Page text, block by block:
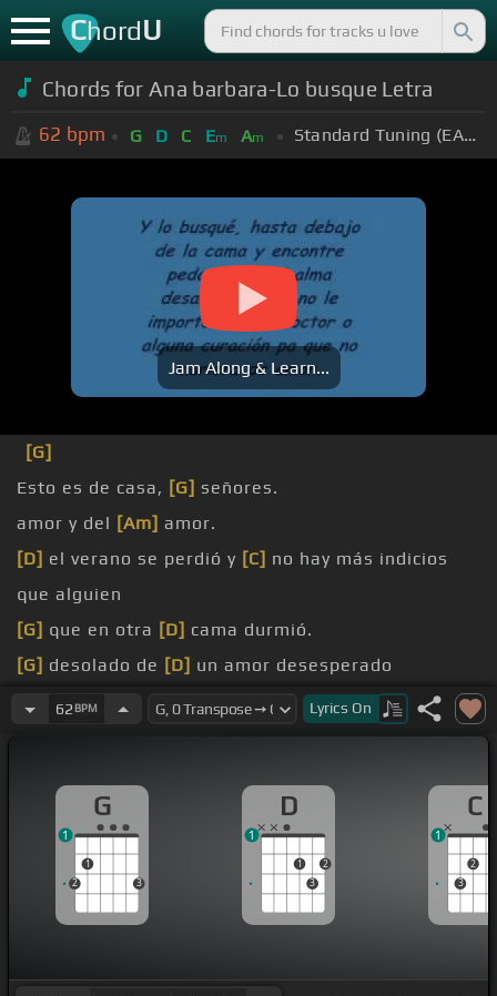
ChordU
Chords for Ana barbara-Lo busque Letra
62 bpm G D C Em Am Standard Tuning (EADGBE)
Jam Along & Learn...
[G]
Esto es de casa, [G] señores.
amor y del [Am] amor.
[D] el verano se perdió y [C] no hay más indicios
que alguien
[G] que en otra [D] cama durmió.
[G] desolado de [D] un amor desesperado
adiós, es más, dijo vendría con el alba y [D]
62 BPM Lyrics On
G
2
1
3
1
D
1
3
2
1
C
3
2
1